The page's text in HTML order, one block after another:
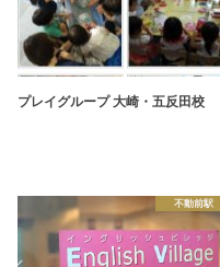
プレイグループ 大崎・五反田校
不動前駅